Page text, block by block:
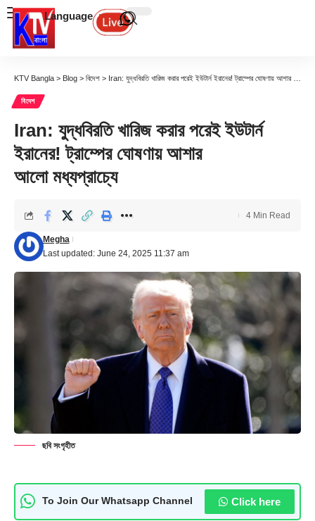
Language
KTV Bangla > Blog > বিদেশ > Iran: যুদ্ধবিরতি খারিজ করার পরেই ইউটার্ন ইরানের! ট্রাম্পের ঘোষণায় আশার আলো মধ্যপ্রাচ্যে
বিদেশ
Iran: যুদ্ধবিরতি খারিজ করার পরেই ইউটার্ন
ইরানের! ট্রাম্পের ঘোষণায় আশার
আলো মধ্যপ্রাচ্যে
Last updated: June 24, 2025 11:37 am
Megha
4 Min Read
ছবি সংগৃহীত
To Join Our Whatsapp Channel Click here